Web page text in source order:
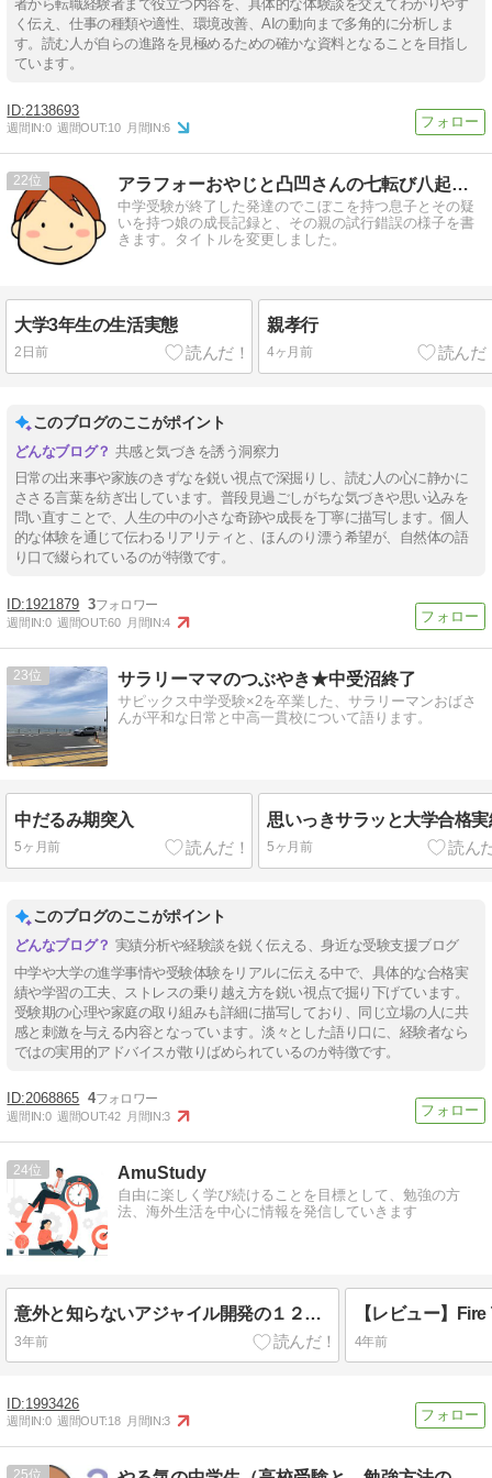
者から転職経験者まで役立つ内容を、具体的な体験談を交えてわかりやす
く伝え、仕事の種類や適性、環境改善、AIの動向まで多角的に分析しま
す。読む人が自らの進路を見極めるための確かな資料となることを目指し
ています。
2138693
週間IN:0 週間OUT:10 月間IN:6
22 アラフォーおやじと凸凹さんの七転び八起きブログ
中学受験が終了した発達のでこぼこを持つ息子とその疑
いを持つ娘の成長記録と、その親の試行錯誤の様子を書
きます。タイトルを変更しました。
大学3年生の生活実態
2日前
親孝行
4ヶ月前
このブログのここがポイント
共感と気づきを誘う洞察力
日常の出来事や家族のきずなを鋭い視点で深掘りし、読む人の心に静かに
ささる言葉を紡ぎ出しています。普段見過ごしがちな気づきや思い込みを
問い直すことで、人生の中の小さな奇跡や成長を丁寧に描写します。個人
的な体験を通じて伝わるリアリティと、ほんのり漂う希望が、自然体の語
り口で綴られているのが特徴です。
1921879 3
週間IN:0 週間OUT:60 月間IN:4
23 サラリーママのつぶやき★中受沼終了
サピックス中学受験×2を卒業した、サラリーマンおばさ
んが平和な日常と中高一貫校について語ります。
中だるみ期突入
5ヶ月前
思いっきサラッと大学合格実
5ヶ月前
このブログのここがポイント
実績分析や経験談を鋭く伝える、身近な受験支援ブログ
中学や大学の進学事情や受験体験をリアルに伝える中で、具体的な合格実
績や学習の工夫、ストレスの乗り越え方を鋭い視点で掘り下げています。
受験期の心理や家庭の取り組みも詳細に描写しており、同じ立場の人に共
感と刺激を与える内容となっています。淡々とした語り口に、経験者なら
ではの実用的アドバイスが散りばめられているのが特徴です。
2068865 4
週間IN:0 週間OUT:42 月間IN:3
24 AmuStudy
自由に楽しく学び続けることを目標として、勉強の方
法、海外生活を中心に情報を発信していきます
意外と知らないアジャイル開発の１２の原則
3年前 4年前
1993426
週間IN:0 週間OUT:18 月間IN:3
25